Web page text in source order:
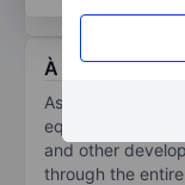
À propos
Astec Industries
equipment and
and other
through the